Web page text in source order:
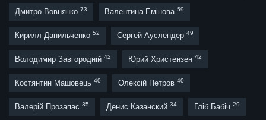
Дмитро Вовнянко 73 Валентина Емінова 59
Кирилл Данильченко 52 Сергей Ауслендер 49
Володимир Завгородній 42 Юрий Христензен 42
Костянтин Машовець 40 Олексій Петров 40
Валерій Прозапас 35 Денис Казанский 34 Гліб Бабіч 29